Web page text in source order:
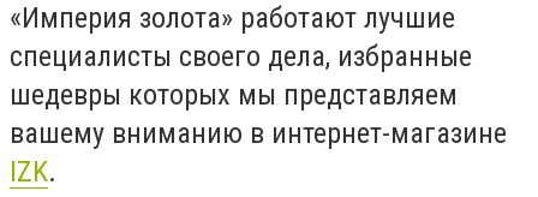
«Империя золота» работают лучшие
специалисты своего дела, избранные
шедевры которых мы представляем
вашему вниманию в интернет-магазине
IZK.